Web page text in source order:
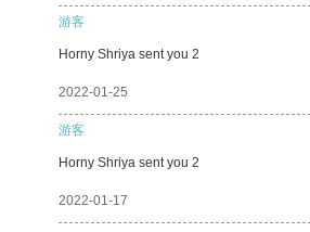
游客
Horny Shriya sent you 2
2022-01-25
游客
Horny Shriya sent you 2
2022-01-17